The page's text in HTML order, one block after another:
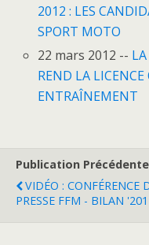
2012 : LES
SPORT MOTO
22 mars 2012 --
REND LA
ENTRAÎNEMENT
Publication Précédente
VIDÉO : CONFÉRENCE
PRESSE FFM - BILAN